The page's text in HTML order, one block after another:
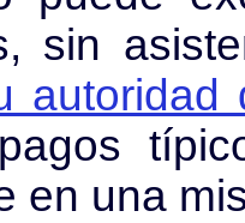
sin
autoridad
en una